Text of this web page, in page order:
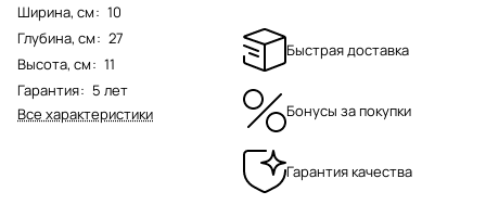
Ширина, см: 10
Глубина, см: 27
Высота, см: 11
Гарантия: 5 лет
Все характеристики
Быстрая доставка
Бонусы за покупки
Гарантия качества